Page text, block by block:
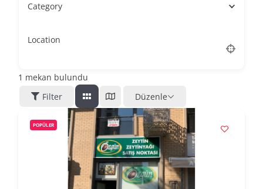
Category
Location
1 mekan bulundu
Filter
Düzenle
POPÜLER